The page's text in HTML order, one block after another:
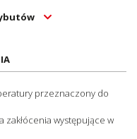
przeznaczony do
zakłócenia występujące w